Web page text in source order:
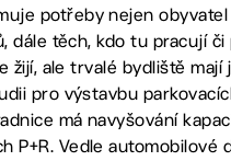
potřeby nejen obyvatel
dále těch, kdo tu pracují či
žijí, ale trvalé bydliště mají
pro výstavbu
má navyšování
P+R. Vedle automobilové